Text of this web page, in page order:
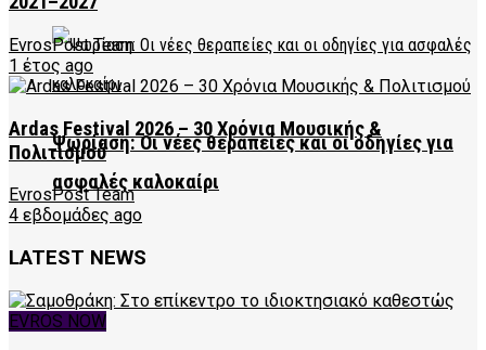
Ψωρίαση: Οι νέες θεραπείες και οι οδηγίες για
ασφαλές καλοκαίρι
EvrosPost Team
1 έτος ago
Ardas Festival 2026 – 30 Χρόνια Μουσικής &
Πολιτισμού
EvrosPost Team
4 εβδομάδες ago
LATEST NEWS
EVROS NOW